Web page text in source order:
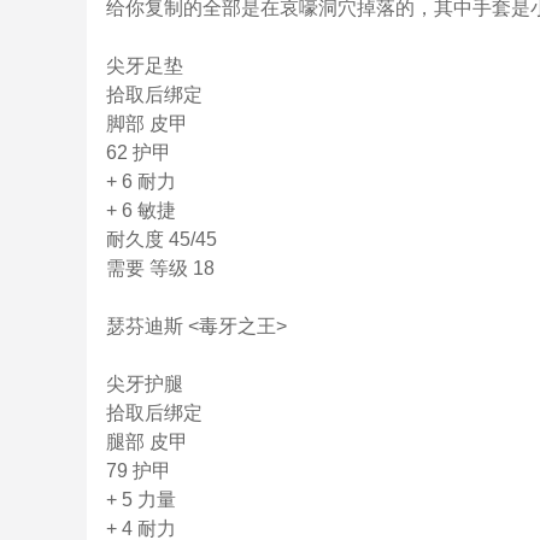
给你复制的全部是在哀嚎洞穴掉落的，其中手套是
尖牙足垫
拾取后绑定
脚部 皮甲
62 护甲
+ 6 耐力
+ 6 敏捷
耐久度 45/45
需要 等级 18
瑟芬迪斯 <毒牙之王>
尖牙护腿
拾取后绑定
腿部 皮甲
79 护甲
+ 5 力量
+ 4 耐力